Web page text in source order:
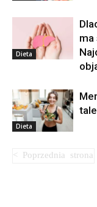
Dieta
ma
Dieta